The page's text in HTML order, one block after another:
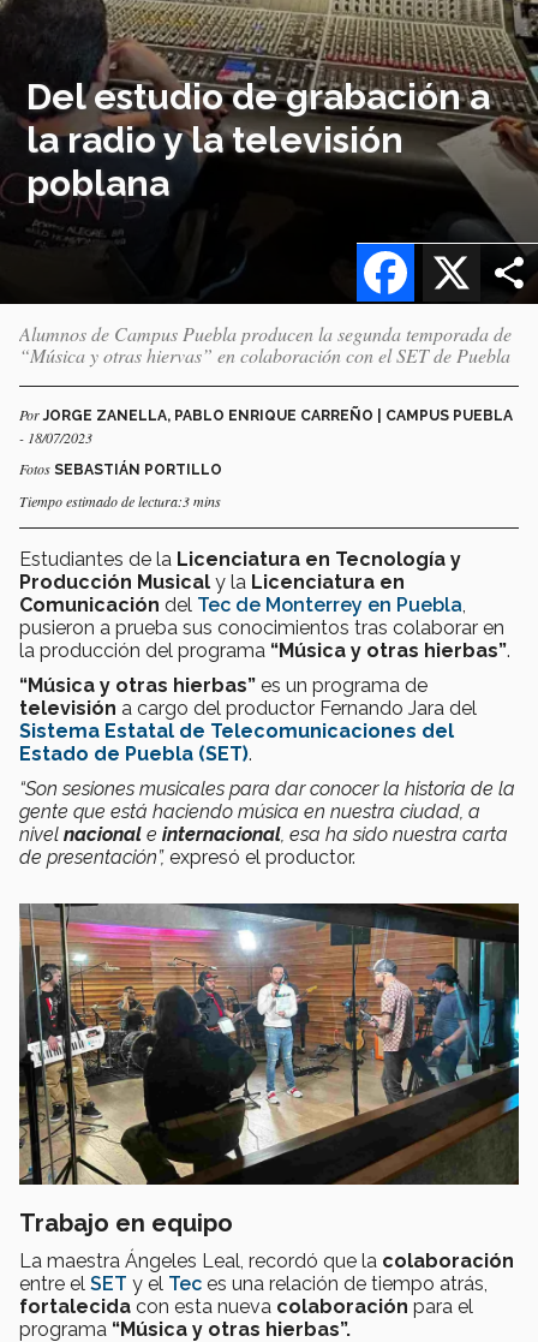
Del estudio de grabación a
la radio y la televisión
poblana
X
Facebook
Alumnos de Campus Puebla producen la segunda temporada de
“Música y otras hiervas” en colaboración con el SET de Puebla
PorJORGE ZANELLA, PABLO ENRIQUE CARREÑO | CAMPUS PUEBLA
- 18/07/2023
Fotos SEBASTIÁN PORTILLO
Tiempo estimado de lectura:3 mins
Estudiantes de la Licenciatura en Tecnología y
Producción Musical y la Licenciatura en
Comunicación del Tec de Monterrey en Puebla
pusieron a prueba sus conocimientos tras colaborar en
la producción del programa “Música y otras hierbas”.
“Música y otras hierbas” es un programa de
televisión a cargo del productor Fernando Jara del
Sistema Estatal de Telecomunicaciones del
Estado de Puebla (SET).
“Son sesiones musicales para dar conocer la historia de la
gente que está haciendo música en nuestra ciudad, a
nivel nacional e internacional , esa ha sido nuestra carta
de presentación”, expresó el productor.
Trabajo en equipo
La maestra Ángeles Leal, recordó que la colaboración
entre el SET y el Tec es una relación de tiempo atrás,
fortalecida con esta nueva colaboración para el
programa “Música y otras hierbas”.